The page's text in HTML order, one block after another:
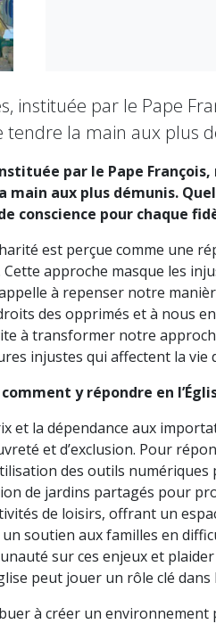
instituée par le Pape
tendre la main aux plus
par le Pape
aux plus démunis.
conscience pour chaque
est perçue comme une
approche masque les
à repenser notre
des opprimés et à nous
à transformer notre
injustes qui affectent la vie
y répondre en
et la dépendance aux
et d’exclusion. Pour
des outils
de jardins partagés pour
de loisirs, offrant un
soutien aux familles en
sur ces enjeux et
peut jouer un rôle clé
à créer un